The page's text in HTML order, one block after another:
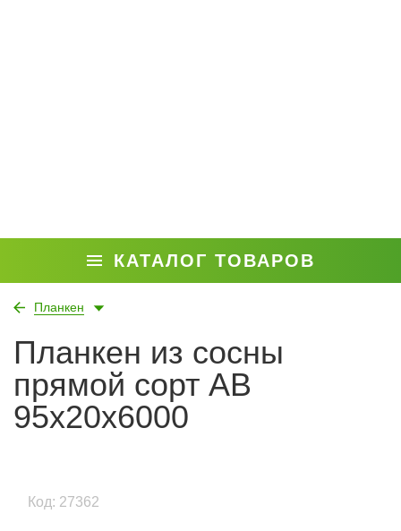
КАТАЛОГ ТОВАРОВ
Планкен
Планкен из сосны
прямой сорт AB
95х20х6000
Код: 27362